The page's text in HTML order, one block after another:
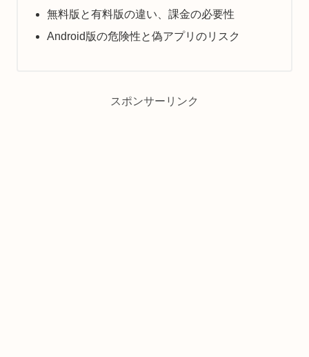
無料版と有料版の違い、課金の必要性
Android版の危険性と偽アプリのリスク
スポンサーリンク